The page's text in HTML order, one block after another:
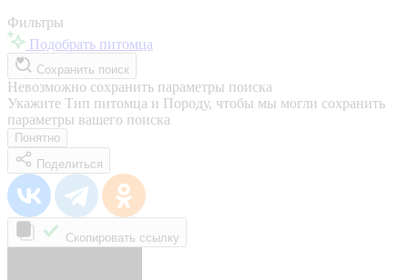
Фильтры
Подобрать питомца
Сохранить поиск
Невозможно сохранить параметры поиска
Укажите Тип питомца и Породу, чтобы мы могли сохранить
параметры вашего поиска
Понятно
Поделиться
Скопировать ссылку